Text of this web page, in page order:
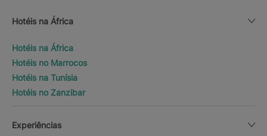
Hotéis na África
Hotéis na África
Hotéis no Marrocos
Hotéis na Tunísia
Hotéis no Zanzibar
Experiências